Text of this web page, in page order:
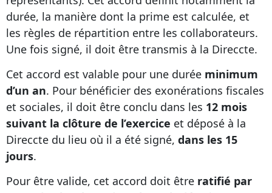
durée, la manière dont la prime est calculée, et
les règles de répartition entre les collaborateurs.
Une fois signé, il doit être transmis à la Direccte.
Cet accord est valable pour une durée minimum
d’un an. Pour bénéficier des exonérations fiscales
et sociales, il doit être conclu dans les 12 mois
suivant la clôture de l’exercice et déposé à la
Direccte du lieu où il a été signé, dans les 15
jours.
Pour être valide, cet accord doit être ratifié par